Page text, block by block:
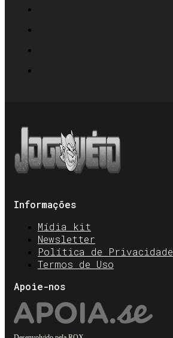
Informações
Mídia kit
Newsletter
Política de Privacidade
Termos de Uso
Apoie-nos